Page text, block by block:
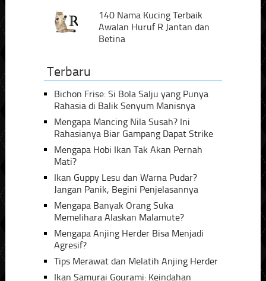
140 Nama Kucing Terbaik
Awalan Huruf R Jantan dan
Betina
Terbaru
Bichon Frise: Si Bola Salju yang Punya
Rahasia di Balik Senyum Manisnya
Mengapa Mancing Nila Susah? Ini
Rahasianya Biar Gampang Dapat Strike
Mengapa Hobi Ikan Tak Akan Pernah
Mati?
Ikan Guppy Lesu dan Warna Pudar?
Jangan Panik, Begini Penjelasannya
Mengapa Banyak Orang Suka
Memelihara Alaskan Malamute?
Mengapa Anjing Herder Bisa Menjadi
Agresif?
Tips Merawat dan Melatih Anjing Herder
Ikan Samurai Gourami: Keindahan